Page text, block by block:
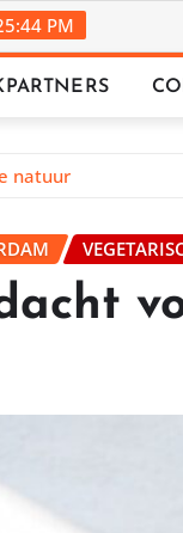
PM
natuur